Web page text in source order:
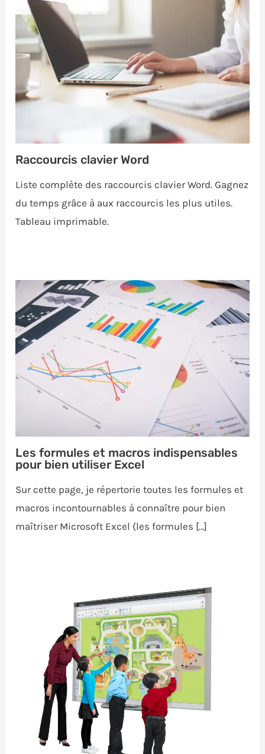
Raccourcis clavier Word
Liste complète des raccourcis clavier Word. Gagnez
du temps grâce à aux raccourcis les plus utiles.
Tableau imprimable.
Les formules et macros indispensables
pour bien utiliser Excel
Sur cette page, je répertorie toutes les formules et
macros incontournables à connaître pour bien
maîtriser Microsoft Excel (les formules […]